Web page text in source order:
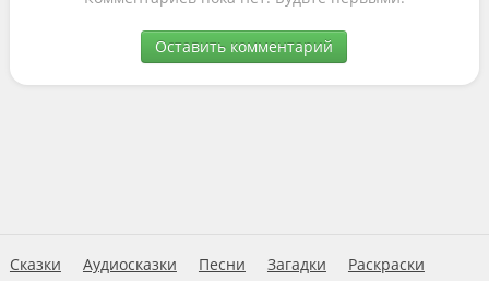
Оставить комментарий
Сказки Аудиосказки Песни Загадки Раскраски